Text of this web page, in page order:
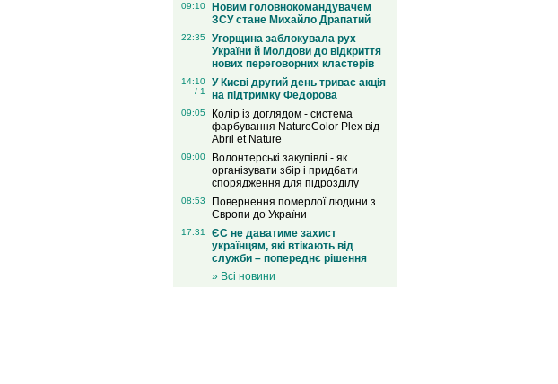
09:10
Новим головнокомандувачем
ЗСУ стане Михайло Драпатий
22:35
Угорщина заблокувала рух
України й Молдови до відкриття
нових переговорних кластерів
14:10
/ 1
У Києві другий день триває акція
на підтримку Федорова
09:05
Колір із доглядом - система
фарбування NatureColor Plex від
Abril et Nature
09:00
Волонтерські закупівлі - як
організувати збір і придбати
спорядження для підрозділу
08:53
Повернення померлої людини з
Європи до України
17:31
ЄС не даватиме захист
українцям, які втікають від
служби – попереднє рішення
» Всі новини